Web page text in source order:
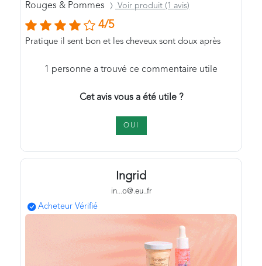
Rouges & Pommes
Voir produit (1 avis)
4/5
Pratique il sent bon et les cheveux sont doux après
1 personne a trouvé ce commentaire utile
Cet avis vous a été utile ?
OUI
Ingrid
in...o@.eu..fr
Acheteur Vérifié